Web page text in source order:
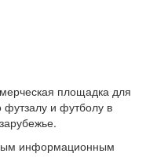
площадка для
и футболу в
информационным